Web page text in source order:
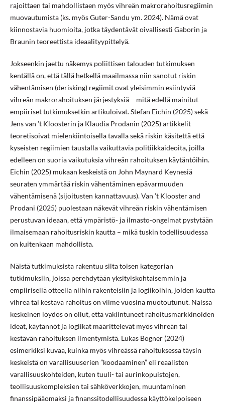
rajoittaen tai mahdollistaen myös vihreän makrorahoitusregiimin
muovautumista (ks. myös Guter-Sandu ym. 2024). Nämä ovat
kiinnostavia huomioita, jotka täydentävät oivallisesti Gaborin ja
Braunin teoreettista ideaalityypittelyä.
Jokseenkin jaettu näkemys poliittisen talouden tutkimuksen
kentällä on, että tällä hetkellä maailmassa niin sanotut riskin
vähentämisen (derisking) regiimit ovat yleisimmin esiintyviä
vihreän makrorahoituksen järjestyksiä – mitä edellä mainitut
empiiriset tutkimuksetkin artikuloivat. Stefan Eichin (2025) sekä
Jens van ’t Kloosterin ja Klaudia Prodanin (2025) artikkelit
teoretisoivat mielenkiintoisella tavalla sekä riskin käsitettä että
kyseisten regiimien taustalla vaikuttavia politiikkaideoita, joilla
edelleen on suoria vaikutuksia vihreän rahoituksen käytäntöihin.
Eichin (2025) mukaan keskeistä on John Maynard Keynesiä
seuraten ymmärtää riskin vähentäminen epävarmuuden
vähentämisenä (sijoitusten kannattavuus). Van ’t Klooster and
Prodani (2025) puolestaan näkevät vihreän riskin vähentämisen
perustuvan ideaan, että ympäristö- ja ilmasto-ongelmat pystytään
ilmaisemaan rahoitusriskin kautta – mikä tuskin todellisuudessa
on kuitenkaan mahdollista.
Näistä tutkimuksista rakentuu silta toisen kategorian
tutkimuksiin, joissa perehdytään yksityiskohtaisemmin ja
empiirisellä otteella niihin rakenteisiin ja logiikoihin, joiden kautta
vihreä tai kestävä rahoitus on viime vuosina muotoutunut. Näissä
keskeinen löydös on ollut, että vakiintuneet rahoitusmarkkinoiden
ideat, käytännöt ja logiikat määrittelevät myös vihreän tai
kestävän rahoituksen ilmentymistä. Lukas Bogner (2024)
esimerkiksi kuvaa, kuinka myös vihreässä rahoituksessa täysin
keskeistä on varallisuuserien ”koodaaminen” eli reaalisten
varallisuuskohteiden, kuten tuuli- tai aurinkopuistojen,
teollisuuskompleksien tai sähköverkkojen, muuntaminen
finanssipääomaksi ja finanssitodellisuudessa käyttökelpoiseen